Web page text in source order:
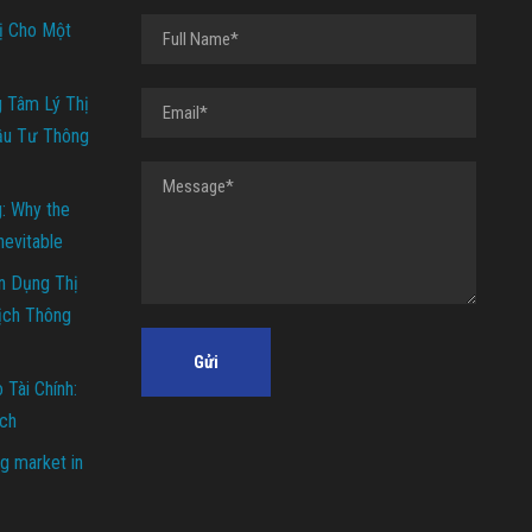
Cho Một
Tâm Lý Thị
Tư Thông
Why the
Dụng Thị
Thông
Chính:
market in